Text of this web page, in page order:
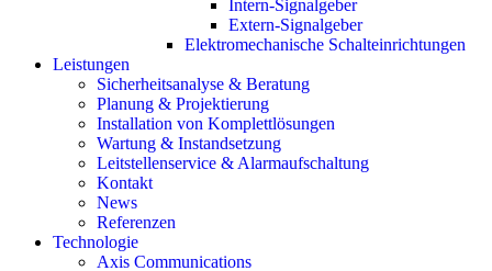
Intern-Signalgeber
Extern-Signalgeber
Elektromechanische Schalteinrichtungen
Leistungen
Sicherheitsanalyse & Beratung
Planung & Projektierung​
Installation von Komplettlösungen
Wartung & Instandsetzung
Leitstellenservice & Alarmaufschaltung
Kontakt
News
Referenzen
Technologie
Axis Communications